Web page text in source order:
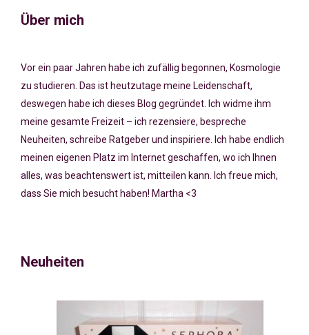
Über mich
Vor ein paar Jahren habe ich zufällig begonnen, Kosmologie
zu studieren. Das ist heutzutage meine Leidenschaft,
deswegen habe ich dieses Blog gegründet. Ich widme ihm
meine gesamte Freizeit – ich rezensiere, bespreche
Neuheiten, schreibe Ratgeber und inspiriere. Ich habe endlich
meinen eigenen Platz im Internet geschaffen, wo ich Ihnen
alles, was beachtenswert ist, mitteilen kann. Ich freue mich,
dass Sie mich besucht haben! Martha <3
Neuheiten